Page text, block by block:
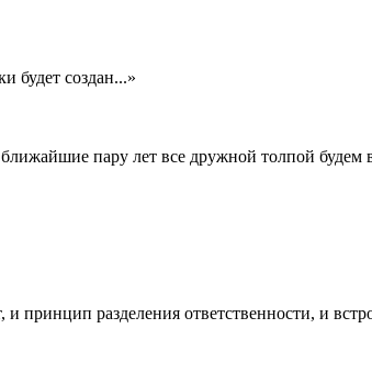
будет создан...»
пару лет все дружной толпой будем
принцип разделения ответственности, и